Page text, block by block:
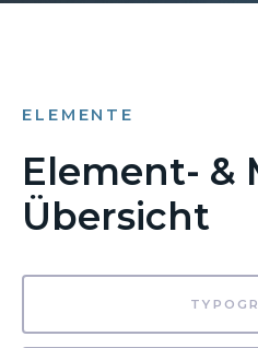
ELEMENTE
Element- &
Übersicht